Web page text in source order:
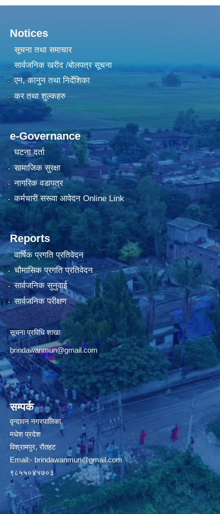
Notices
सूचना तथा समाचार
सार्वजनिक खरीद /बोलपत्र सूचना
एन, कानुन तथा निर्देशिका
कर तथा शुल्कहरु
e-Governance
घटना दर्ता
सामाजिक सुरक्षा
नागरिक वडापत्र
कर्मचारी सरूवा आवेदन Online Link
Reports
वार्षिक प्रगति प्रतिवेदन
चौमासिक प्रगति प्रतिवेदन
सार्वजनिक सुनुवाई
सार्वजनिक परीक्षण
सूचना प्रविधि शाखा
brindawanmun@gmail.com
सम्पर्क
वृन्दावन नगरपालिका
मधेश प्रदेश
विश्रामपुर, रौतहट
Email:- brindawanmun@gmail.com
९८५५०४१७०३